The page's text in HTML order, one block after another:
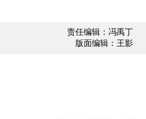
责任编辑：冯禹丁
版面编辑：王影